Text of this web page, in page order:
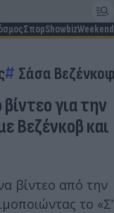
ΣπορShowbizWeekend
Σάσα
για την
Βεζένκοβ και
βίντεο από την
το «Σ’